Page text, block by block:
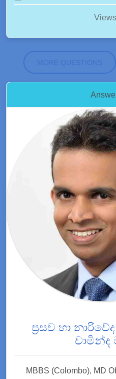
MORE QUESTIONS
ප්‍රසව හා
චාමින්ද
MBBS (Colombo), MD